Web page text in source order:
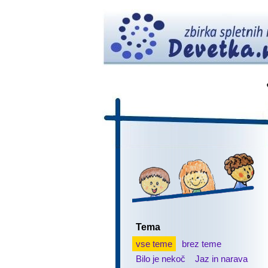
Tema
vse teme
brez teme
Bilo je nekoč
Jaz in narava